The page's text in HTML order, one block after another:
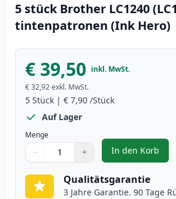
5 stück Brother LC1240
tintenpatronen (Ink Hero)
€ 39,50 inkl. MwSt.
€ 32,92exkl. MwSt.
5 Stück | € 7,90 /Stück
Auf Lager
Menge
Verwenden Sie die Tasten, um
− +
1
In den Korb
, 5 stück
Qualitätsgarantie
3 Jahre Garantie. 90 Tage